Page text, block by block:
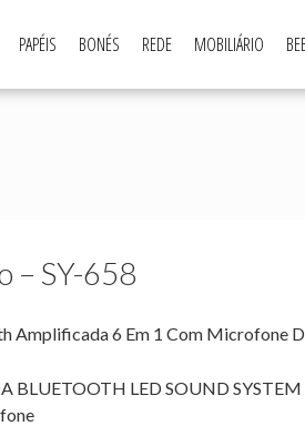
PAPÉIS BONÉS REDE MOBILIÁRIO
– SY-658
Amplificada 6 Em 1 Com Microfone
BLUETOOTH LED SOUND